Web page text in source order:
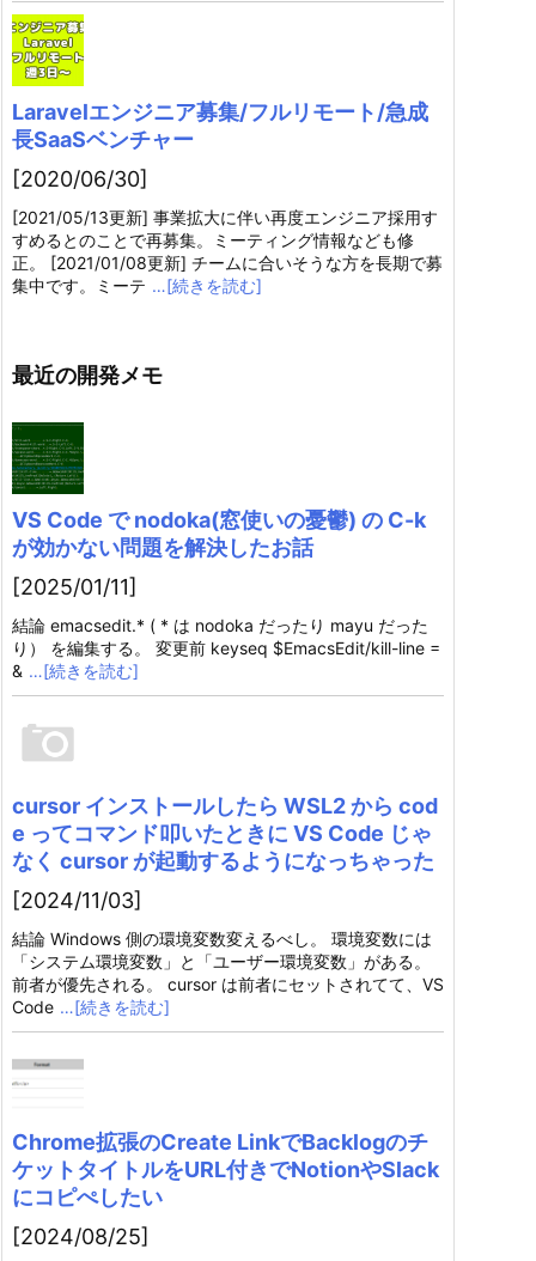
Laravelエンジニア募集/フルリモート/急成
長SaaSベンチャー
[2020/06/30]
[2021/05/13更新] 事業拡大に伴い再度エンジニア採用す
すめるとのことで再募集。ミーティング情報なども修
正。 [2021/01/08更新] チームに合いそうな方を長期で募
集中です。ミーテ …[続きを読む]
最近の開発メモ
VS Code で nodoka(窓使いの憂鬱) の C-k
が効かない問題を解決したお話
[2025/01/11]
結論 emacsedit.* ( * は nodoka だったり mayu だった
り） を編集する。 変更前 keyseq $EmacsEdit/kill-line =
& …[続きを読む]
cursor インストールしたら WSL2 から cod
e ってコマンド叩いたときに VS Code じゃ
なく cursor が起動するようになっちゃった
[2024/11/03]
結論 Windows 側の環境変数変えるべし。 環境変数には
「システム環境変数」と「ユーザー環境変数」がある。
前者が優先される。 cursor は前者にセットされてて、VS
Code …[続きを読む]
Chrome拡張のCreate LinkでBacklogのチ
ケットタイトルをURL付きでNotionやSlack
にコピぺしたい
[2024/08/25]